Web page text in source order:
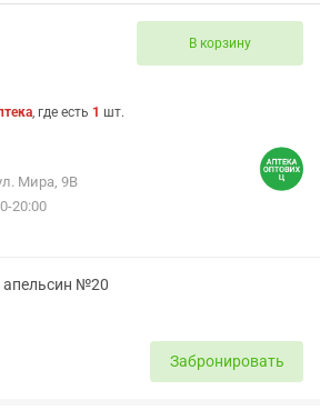
В корзину
, где есть 1 шт.
Мира, 9В
20:00
апельсин №20
Забронировать